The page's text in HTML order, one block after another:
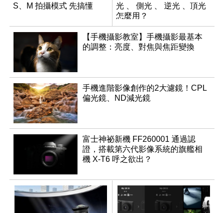
S、M 拍攝模式 先搞懂
光 、 側光 、 逆光 、頂光
怎麼用？
【手機攝影教室】手機攝影最基本
的調整：亮度、對焦與焦距變換
手機進階影像創作的2大濾鏡！CPL
偏光鏡、ND減光鏡
富士神祕新機 FF260001 通過認
證，搭載第六代影像系統的旗艦相
機 X-T6 呼之欲出？